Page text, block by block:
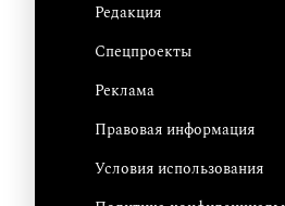
Редакция
Спецпроекты
Реклама
Правовая информация
Условия использования